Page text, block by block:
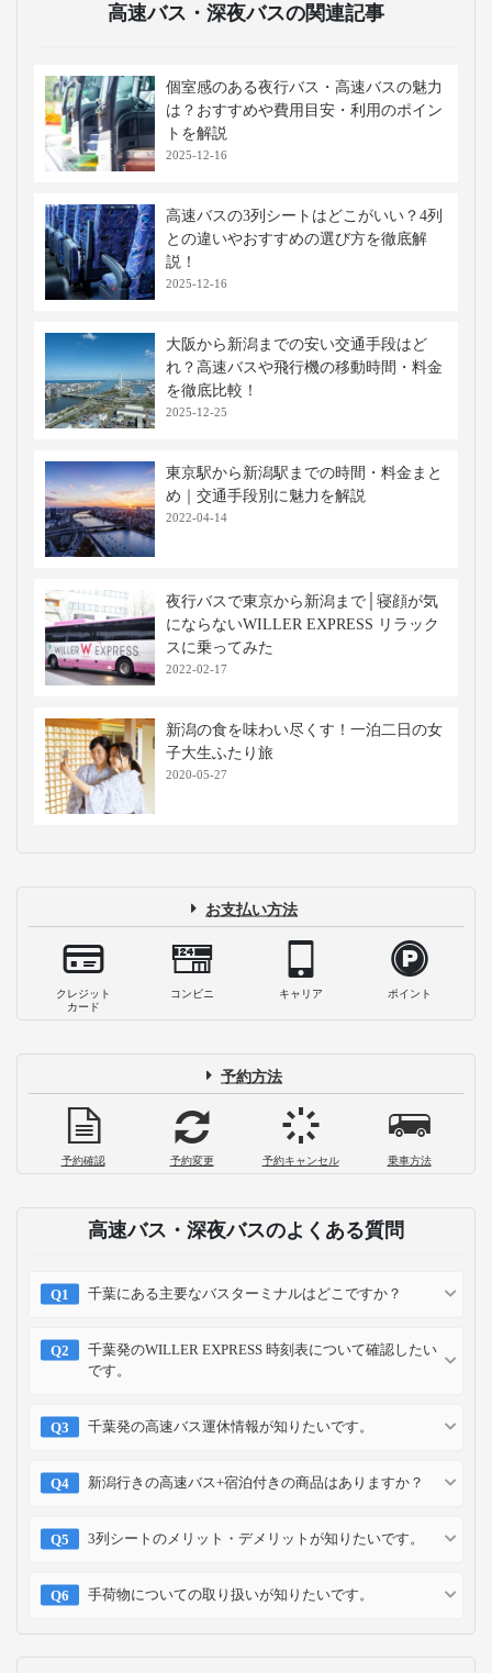
高速バス・深夜バスの関連記事
個室感のある夜行バス・高速バスの魅力
は？おすすめや費用目安・利用のポイン
トを解説
2025-12-16
高速バスの3列シートはどこがいい？4列
との違いやおすすめの選び方を徹底解
説！
2025-12-16
大阪から新潟までの安い交通手段はど
れ？高速バスや飛行機の移動時間・料金
を徹底比較！
2025-12-25
東京駅から新潟駅までの時間・料金まと
め｜交通手段別に魅力を解説
2022-04-14
夜行バスで東京から新潟まで│寝顔が気
にならないWILLER EXPRESS リラック
スに乗ってみた
2022-02-17
新潟の食を味わい尽くす！一泊二日の女
子大生ふたり旅
2020-05-27
お支払い方法
クレジット
カード
コンビニ キャリア ポイント
予約方法
予約確認 予約変更 予約キャンセル 乗車方法
高速バス・深夜バスのよくある質問
千葉にある主要なバスターミナルはどこですか？
千葉発のWILLER EXPRESS 時刻表について確認したい
です。
千葉発の高速バス運休情報が知りたいです。
新潟行きの高速バス+宿泊付きの商品はありますか？
3列シートのメリット・デメリットが知りたいです。
手荷物についての取り扱いが知りたいです。